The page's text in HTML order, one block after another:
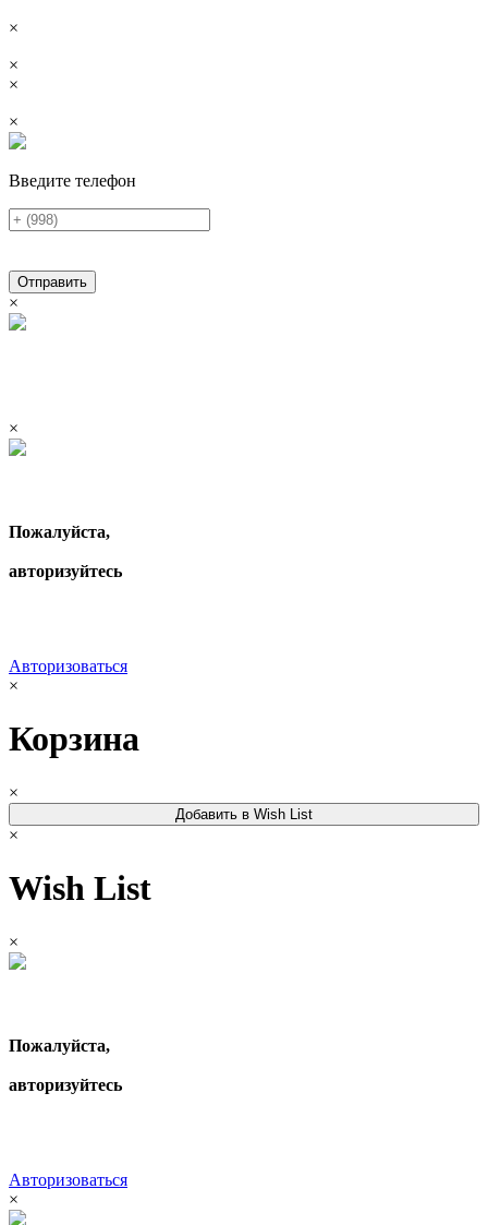
×
×
×
×
Введите телефон
Отправить
×
×
Пожалуйста,
авторизуйтесь
Авторизоваться
×
Корзина
×
Добавить в Wish List
×
Wish List
×
Пожалуйста,
авторизуйтесь
Авторизоваться
×